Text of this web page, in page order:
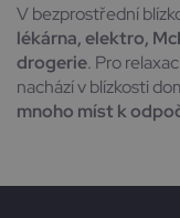
V bezprostřední
lékárna, elektro,
drogerie. Pro
nachází v blízkosti
mnoho míst k